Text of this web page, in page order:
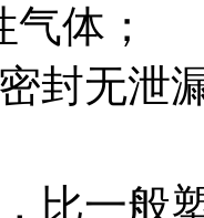
体；
封无泄
比一般